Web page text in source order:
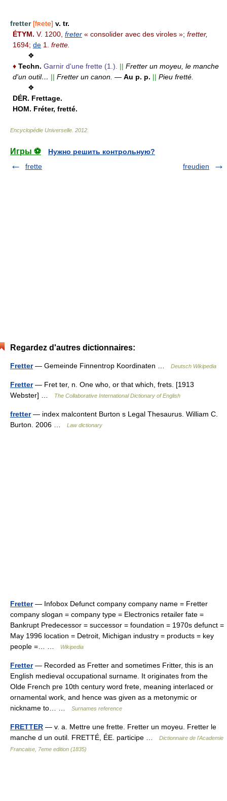
fretter [fʀete] v. tr.
ÉTYM. V. 1200, freter « consolider avec des viroles »; fretter,
1694; de 1. frette.
❖
♦ Techn. Garnir d'une frette (1.). || Fretter un moyeu, le manche
d'un outil… || Fretter un canon. — Au p. p. || Pieu fretté.
❖
DÉR. Frettage.
HOM. Fréter, fretté.
Encyclopédie Universelle 2012
Игры ⚽
Нужно решить контрольную?
frette
freudien
Regardez d'autres dictionnaires:
Fretter— Gemeinde Finnentrop Koordinaten … Deutsch Wikipedia
Fretter— Fret ter, n. One who, or that which, frets. [1913
Webster] …
The Collaborative International Dictionary of English
fretter— index malcontent Burton s Legal Thesaurus. William C.
Burton. 2006 …
Law dictionary
Fretter— Infobox Defunct company company name = Fretter
company slogan = company type = Electronics retailer fate =
Bankrupt Predecessor = successor = foundation = 1970s defunct =
May 1996 location = Detroit, Michigan industry = products = key
people =… …
Wikipedia
Fretter— Recorded as Fretter and sometimes Fritter, this is an
English medieval occupational surname. It originates from the
Olde French pre 10th century word frete, meaning interlaced or
ornamental work, and hence was given as a metonymic or
nickname to… …
Surnames reference
FRETTER — v. a. Mettre une frette. Fretter un moyeu. Fretter le
manche d un outil. FRETTÉ, ÉE. participe …
Dictionnaire de l'Academie
Francaise, 7eme edition (1835)